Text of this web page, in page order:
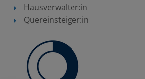
Hausverwalter:in
Quereinsteiger:in